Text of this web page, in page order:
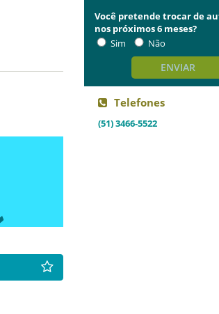
Você pretende trocar de
nos próximos 6 meses?
Sim
Não
ENVIAR
Telefones
(51) 3466-5522